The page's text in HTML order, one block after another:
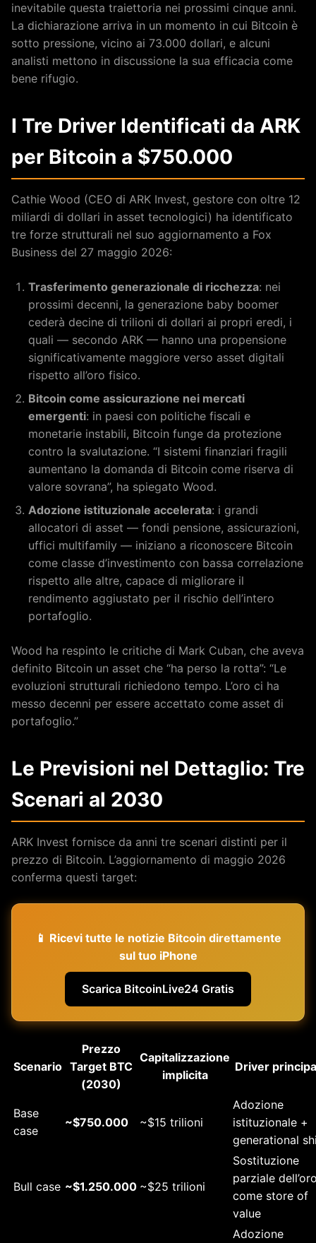
inevitabile questa traiettoria nei prossimi cinque anni.
La dichiarazione arriva in un momento in cui Bitcoin è
sotto pressione, vicino ai 73.000 dollari, e alcuni
analisti mettono in discussione la sua efficacia come
bene rifugio.
I Tre Driver Identificati da ARK
per Bitcoin a $750.000
Cathie Wood (CEO di ARK Invest, gestore con oltre 12
miliardi di dollari in asset tecnologici) ha identificato
tre forze strutturali nel suo aggiornamento a Fox
Business del 27 maggio 2026:
Trasferimento generazionale di ricchezza: nei
prossimi decenni, la generazione baby boomer
cederà decine di trilioni di dollari ai propri eredi, i
quali — secondo ARK — hanno una propensione
significativamente maggiore verso asset digitali
rispetto all’oro fisico.
Bitcoin come assicurazione nei mercati
emergenti: in paesi con politiche fiscali e
monetarie instabili, Bitcoin funge da protezione
contro la svalutazione. “I sistemi finanziari fragili
aumentano la domanda di Bitcoin come riserva di
valore sovrana”, ha spiegato Wood.
Adozione istituzionale accelerata: i grandi
allocatori di asset — fondi pensione, assicurazioni,
uffici multifamily — iniziano a riconoscere Bitcoin
come classe d’investimento con bassa correlazione
rispetto alle altre, capace di migliorare il
rendimento aggiustato per il rischio dell’intero
portafoglio.
Wood ha respinto le critiche di Mark Cuban, che aveva
definito Bitcoin un asset che “ha perso la rotta”: “Le
evoluzioni strutturali richiedono tempo. L’oro ci ha
messo decenni per essere accettato come asset di
portafoglio.”
Le Previsioni nel Dettaglio: Tre
Scenari al 2030
ARK Invest fornisce da anni tre scenari distinti per il
prezzo di Bitcoin. L’aggiornamento di maggio 2026
conferma questi target:
📱 Ricevi tutte le notizie Bitcoin direttamente
sul tuo iPhone
Scarica BitcoinLive24 Gratis
Scenario
Prezzo
Target BTC
(2030)
Capitalizzazione
implicita
Driver
Base
case
~$750.000 ~$15 trilioni
Adozione
istituzionale +
generational
Bull case ~$1.250.000 ~$25 trilioni
Sostituzione
parziale
come store of
value
Adozione